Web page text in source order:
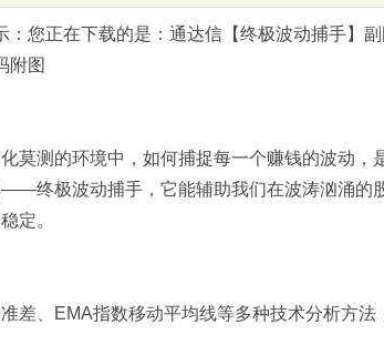
：您正在下载的是：通达信【终极波动捕手】
附图
莫测的环境中，如何捕捉每一个赚钱的波动，
终极波动捕手，它能辅助我们在波涛汹涌的
定。
差、EMA指数移动平均线等多种技术分析方法